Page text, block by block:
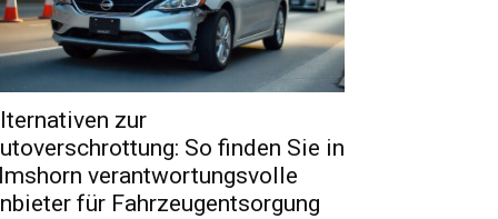
zur
So finden Sie in
verantwortungsvolle
für Fahrzeugentsorgung